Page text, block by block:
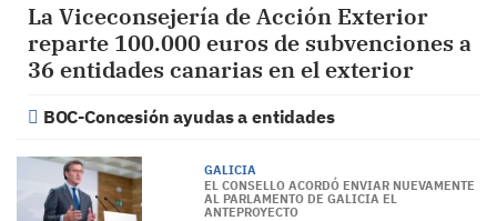
La Viceconsejería de Acción Exterior
reparte 100.000 euros de subvenciones a
36 entidades canarias en el exterior
BOC-Concesión ayudas a entidades
GALICIA
EL CONSELLO ACORDÓ ENVIAR NUEVAMENTE
AL PARLAMENTO DE GALICIA EL
ANTEPROYECTO